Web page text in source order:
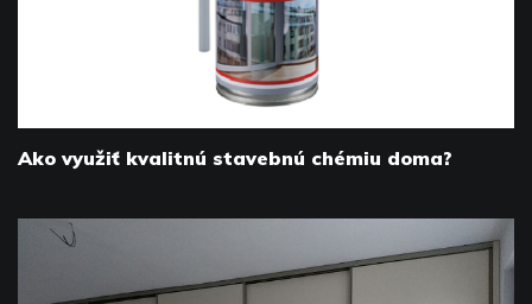
Ako využiť kvalitnú stavebnú chémiu doma?